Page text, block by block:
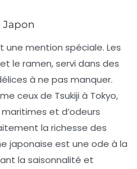
Japon
mention spéciale. Les
le ramen, servi dans des
à ne pas manquer.
ceux de Tsukiji à Tokyo,
maritimes et d’odeurs
la richesse des
japonaise est une ode à la
la saisonnalité et